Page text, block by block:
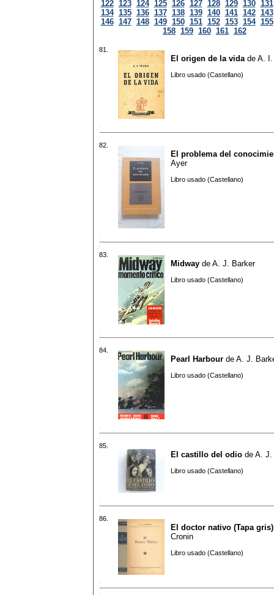
122 123 124 125 126 127 128 129 130 131
134 135 136 137 138 139 140 141 142 143
146 147 148 149 150 151 152 153 154 155
158 159 160 161 162
81.
El origen de la vida de A. I.
Libro usado (Castellano)
82.
El problema del
Ayer
Libro usado (Castellano)
83.
Midway de A. J. Barker
Libro usado (Castellano)
84.
Pearl Harbour de A. J.
Libro usado (Castellano)
85.
El castillo del odio de A. J.
Libro usado (Castellano)
86.
El doctor nativo (Tapa gris)
Cronin
Libro usado (Castellano)